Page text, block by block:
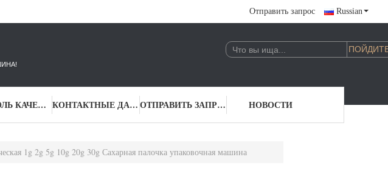
Отправить запрос Russian
КОНТРОЛЬ КАЧЕСТВА КОНТАКТНЫЕ ДАННЫЕ ОТПРАВИТЬ ЗАПРОС НОВОСТИ
1g 2g 5g 10g 20g 30g Сахарная палочка упаковочная машина